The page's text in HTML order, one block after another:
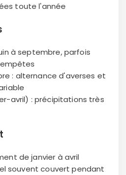
toute l'année
à septembre, parfois
: alternance d'averses et
avril) : précipitations très
de janvier à avril
souvent couvert pendant